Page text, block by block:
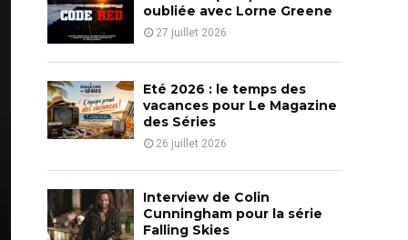
o
r
:
C
H
oubliée avec Lorne Greene
27 juillet 2026
Eté 2026 : le temps des
vacances pour Le Magazine
des Séries
26 juillet 2026
Interview de Colin
Cunningham pour la série
Falling Skies